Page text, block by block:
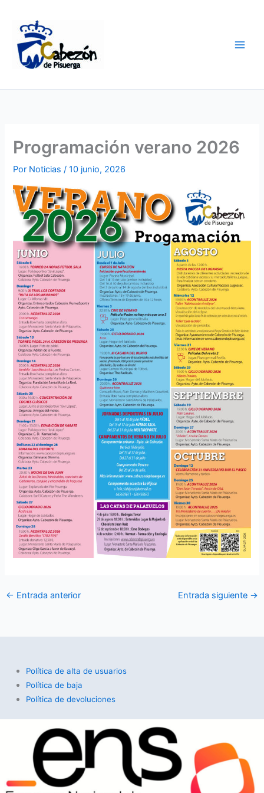
contenido
Programación verano 2026
Por Noticias/10 junio, 2026
← Entrada anterior Entrada siguiente →
Política de alta de usuarios
Política de baja
Política de devoluciones